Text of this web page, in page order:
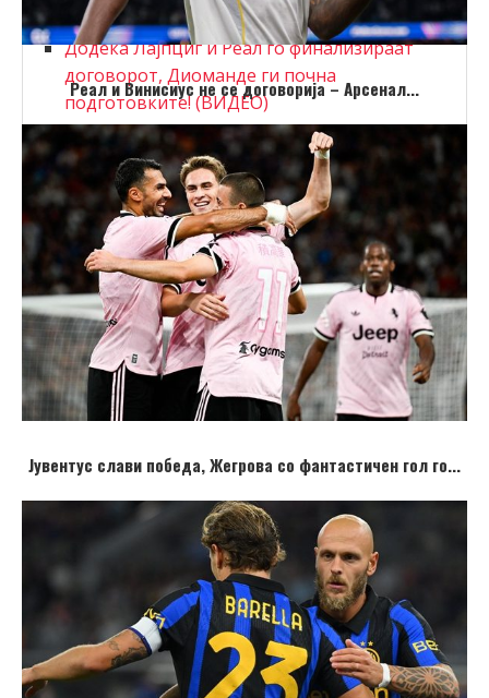
во друг клуб!?
Додека Лајпциг и Реал го финализираат
договорот, Диоманде ги почна
подготовките! (ВИДЕО)
Мијатовиќ со совет до Винисису: Нема друг
клуб како Реал, 5 милиони не ти прават
разлика
Реал и Винисиус не се договорија – Арсенал...
Јувентус слави победа, Жегрова со фантастичен гол го...